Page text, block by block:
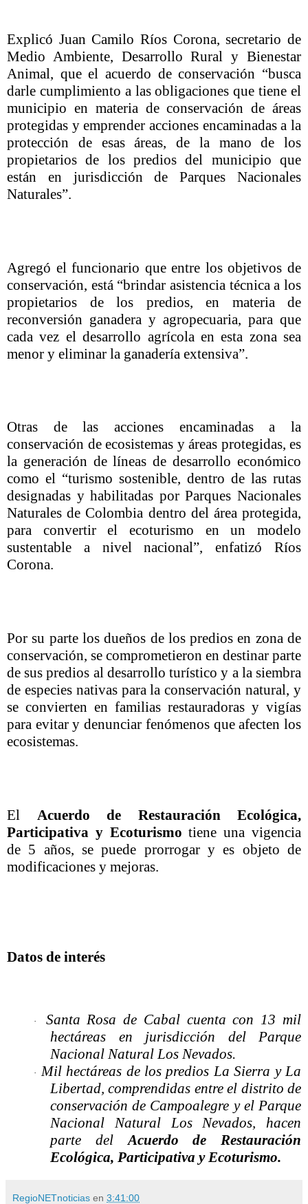
Explicó Juan Camilo Ríos Corona, secretario de
Medio Ambiente, Desarrollo Rural y Bienestar
Animal, que el acuerdo de conservación “busca
darle cumplimiento a las obligaciones que tiene el
municipio en materia de conservación de áreas
protegidas y emprender acciones encaminadas a la
protección de esas áreas, de la mano de los
propietarios de los predios del municipio que
están en jurisdicción de Parques Nacionales
Naturales”.
Agregó el funcionario que entre los objetivos de
conservación, está “brindar asistencia técnica a los
propietarios de los predios, en materia de
reconversión ganadera y agropecuaria, para que
cada vez el desarrollo agrícola en esta zona sea
menor y eliminar la ganadería extensiva”.
Otras de las acciones encaminadas a la
conservación de ecosistemas y áreas protegidas, es
la generación de líneas de desarrollo económico
como el “turismo sostenible, dentro de las rutas
designadas y habilitadas por Parques Nacionales
Naturales de Colombia dentro del área protegida,
para convertir el ecoturismo en un modelo
sustentable a nivel nacional”, enfatizó Ríos
Corona.
Por su parte los dueños de los predios en zona de
conservación, se comprometieron en destinar parte
de sus predios al desarrollo turístico y a la siembra
de especies nativas para la conservación natural, y
se convierten en familias restauradoras y vigías
para evitar y denunciar fenómenos que afecten los
ecosistemas.
El
Acuerdo de Restauración Ecológica,
Participativa y Ecoturismo tiene una vigencia
de 5 años, se puede prorrogar y es objeto de
modificaciones y mejoras.
Datos de interés
·
Santa Rosa de Cabal cuenta con 13 mil
hectáreas en jurisdicción del Parque
Nacional Natural Los Nevados.
· Mil hectáreas de los predios La Sierra y La
Libertad, comprendidas entre el distrito de
conservación de Campoalegre y el Parque
Nacional Natural Los Nevados, hacen
parte delAcuerdo de Restauración
Ecológica, Participativa y Ecoturismo.
RegioNETnoticias en 3:41:00